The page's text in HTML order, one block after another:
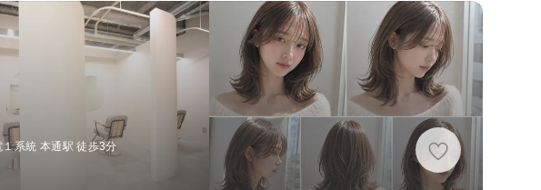
系統 本通駅 徒歩3分